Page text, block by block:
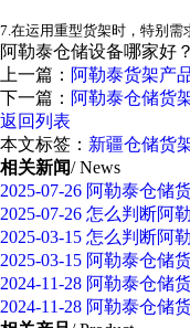
7.在运用重型货架时，特别
阿勒泰仓储设备哪家好
上一篇： 阿勒泰货架产
下一篇： 阿勒泰仓储货
返回列表
本文标签： 新疆仓储货
相关新闻/ News
2025-07-26 阿勒泰仓储
2025-07-26 怎么判断阿
2025-03-15 怎么判断阿
2025-03-15 阿勒泰仓储
2024-11-28 阿勒泰仓储
2024-11-28 阿勒泰仓储